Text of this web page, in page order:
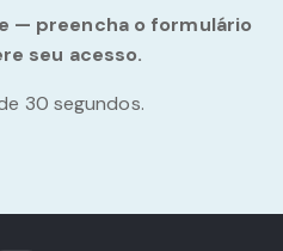
— preencha o formulário
seu acesso.
30 segundos.